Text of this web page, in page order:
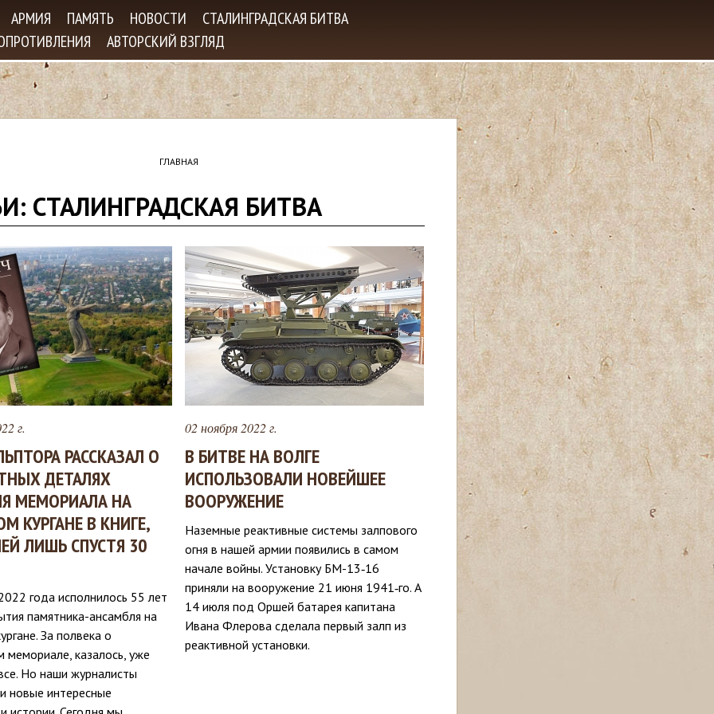
Jump to navigation
АРМИЯ ПАМЯТЬ НОВОСТИ
СТАЛИНГРАДСКАЯ БИТВА
АВТОРСКИЙ ВЗГЛЯД
ГЛАВНАЯ
СТАЛИНГРАДСКАЯ БИТВА
г.
РАССКАЗАЛ О
ДЕТАЛЯХ
МЕМОРИАЛА НА
КУРГАНЕ В КНИГЕ,
ЛИШЬ СПУСТЯ 30
года исполнилось 55 лет
памятника-ансамбля на
За полвека о
мемориале, казалось, уже
Но наши журналисты
новые интересные
02 ноября 2022 г.
В БИТВЕ НА ВОЛГЕ
ИСПОЛЬЗОВАЛИ НОВЕЙШЕЕ
ВООРУЖЕНИЕ
Наземные реактивные системы залпового
огня в нашей армии появились в самом
начале войны. Установку БМ-13‑16
приняли на вооружение 21 июня 1941‑го. А
14 июля под Оршей батарея капитана
Ивана Флерова сделала первый залп из
реактивной установки.